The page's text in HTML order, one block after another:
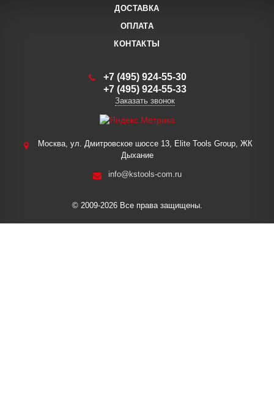
ДОСТАВКА
ОПЛАТА
КОНТАКТЫ
+7 (495) 924-55-30
+7 (495) 924-55-33
Заказать звонок
Москва, ул. Дмитровское шоссе 13, Elite Tools Group, ЖК
Дыхание
info@kstools-com.ru
© 2009-2026 Все права защищены.